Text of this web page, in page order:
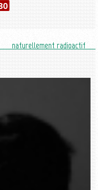
naturellement radioactif